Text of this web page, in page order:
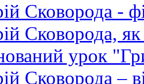
Сковорода -
Сковорода, як
урок
Сковорода –